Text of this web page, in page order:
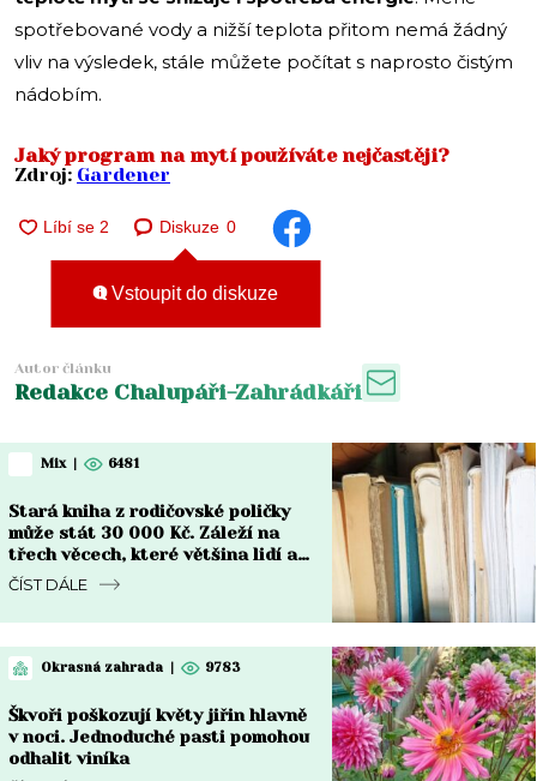
spotřebované vody a nižší teplota přitom nemá žádný
vliv na výsledek, stále můžete počítat s naprosto čistým
nádobím.
Jaký program na mytí používáte nejčastěji?
Zdroj: Gardener
Diskuze 0
Vstoupit do diskuze
Autor článku
Redakce Chalupáři-Zahrádkáři
Mix | 6481
Stará kniha z rodičovské poličky
může stát 30 000 Kč. Záleží na
třech věcech, které většina lidí ani
nekontroluje
ČÍST DÁLE
Okrasná zahrada | 9783
Škvoři poškozují květy jiřin hlavně
v noci. Jednoduché pasti pomohou
odhalit viníka